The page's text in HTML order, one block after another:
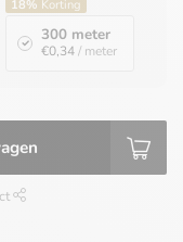
18% Korting
300 meter
€0,34/ meter